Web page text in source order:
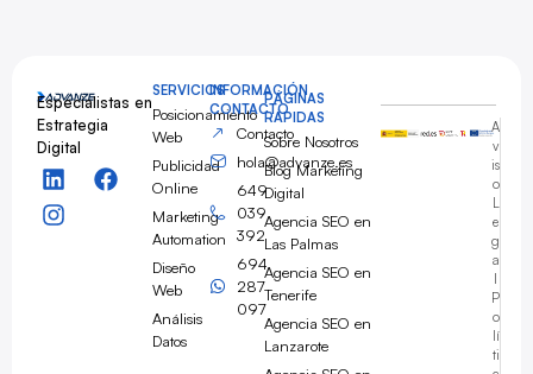
Especialistas en
Estrategia
Digital
PÁGINAS
RÁPIDAS
Sobre Nosotros
Blog Marketing
Digital
Agencia SEO en
Las Palmas
Agencia SEO en
Tenerife
Agencia SEO en
Lanzarote
SERVICIOS
Posicionamiento
Web
Publicidad
Online
Marketing
Automation
Diseño
Web
Análisis
Datos
INFORMACIÓN
CONTACTO
Contacto
hola@advanze.es
649
039
392
694
287
097
A
v
is
o
L
e
g
a
l
P
o
lí
ti